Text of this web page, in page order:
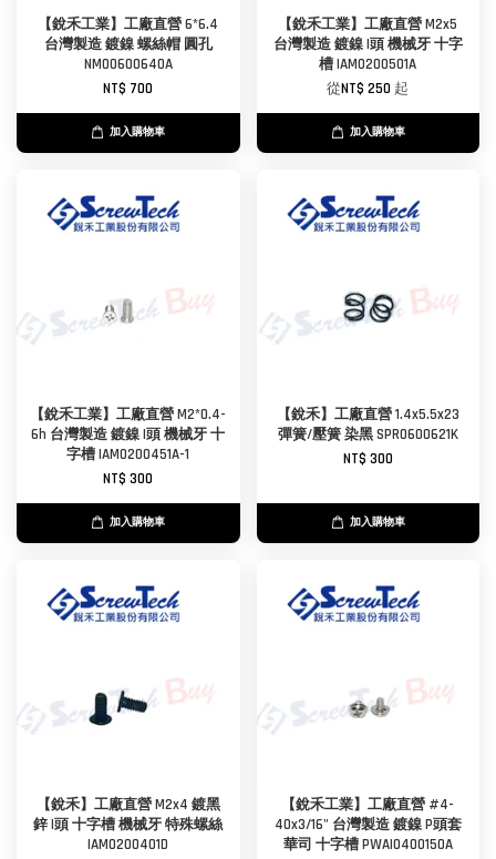
【銳禾工業】工廠直營 6*6.4
台灣製造 鍍鎳 螺絲帽 圓孔
NMO0600640A
NT$ 700
加入購物車
【銳禾工業】工廠直營 M2x5
台灣製造 鍍鎳 I頭 機械牙 十字
槽 IAM0200501A
從NT$ 250 起
加入購物車
【銳禾工業】工廠直營 M2*0.4-
6h 台灣製造 鍍鎳 I頭 機械牙 十
字槽 IAM0200451A-1
NT$ 300
加入購物車
【銳禾】工廠直營 1.4x5.5x23
彈簧/壓簧 染黑 SPR0600621K
NT$ 300
加入購物車
【銳禾】工廠直營 M2x4 鍍黑
鋅 I頭 十字槽 機械牙 特殊螺絲
IAM0200401D
【銳禾工業】工廠直營 #4-
40x3/16" 台灣製造 鍍鎳 P頭套
華司 十字槽 PWAI0400150A